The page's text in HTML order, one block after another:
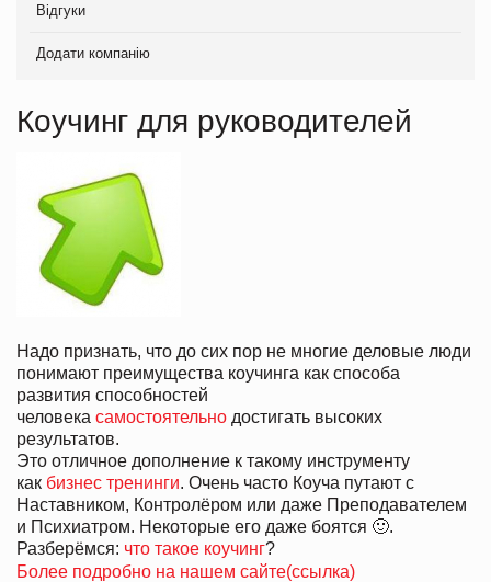
Відгуки
Додати компанію
Коучинг для руководителей
Надо признать, что до сих пор не многие деловые люди
понимают преимущества коучинга как способа
развития способностей
человека самостоятельно достигать высоких
результатов.
Это отличное дополнение к такому инструменту
как бизнес тренинги. Очень часто Коуча путают с
Наставником, Контролёром или даже Преподавателем
и Психиатром. Некоторые его даже боятся 🙂.
Разберёмся: что такое коучинг?
Более подробно на нашем сайте(ссылка)